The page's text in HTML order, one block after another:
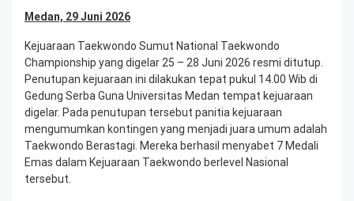
Medan, 29 Juni 2026
Kejuaraan Taekwondo Sumut National Taekwondo
Championship yang digelar 25 – 28 Juni 2026 resmi ditutup.
Penutupan kejuaraan ini dilakukan tepat pukul 14.00 Wib di
Gedung Serba Guna Universitas Medan tempat kejuaraan
digelar. Pada penutupan tersebut panitia kejuaraan
mengumumkan kontingen yang menjadi juara umum adalah
Taekwondo Berastagi. Mereka berhasil menyabet 7 Medali
Emas dalam Kejuaraan Taekwondo berlevel Nasional
tersebut.